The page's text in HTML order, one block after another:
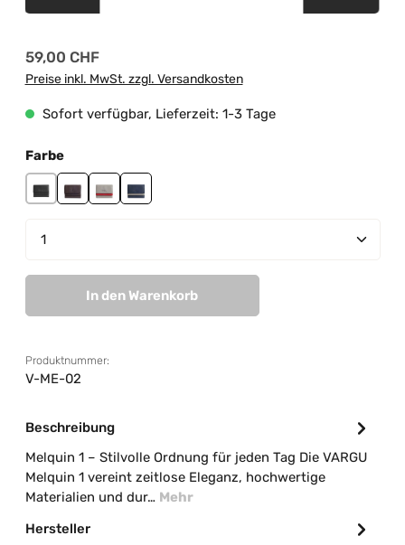
Regulärer Preis:
59,00 CHF
Preise inkl. MwSt. zzgl. Versandkosten
Sofort verfügbar, Lieferzeit: 1-3 Tage
Farbeauswählen
blackbrowngrey-rednavy-grey
Produkt Anzahl: Gib den gewünschten Wert ein
In den Warenkorb
Produktnummer:
V-ME-02
Beschreibung
Melquin 1 – Stilvolle Ordnung für jeden Tag Die VARGU
Melquin 1 vereint zeitlose Eleganz, hochwertige
Materialien und dur… Mehr
Hersteller